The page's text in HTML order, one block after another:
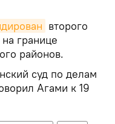
второго
границе
районов.
суд по делам
Агами к 19